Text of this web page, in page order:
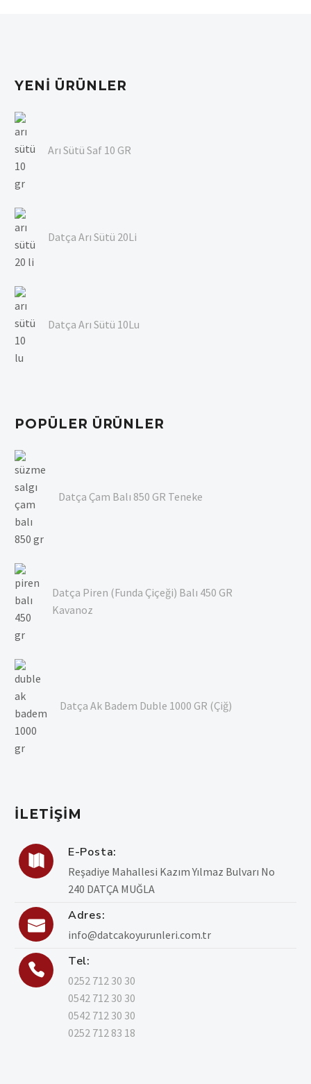
YENI ÜRÜNLER
Arı Sütü Saf 10 GR
Datça Arı Sütü 20Li
Datça Arı Sütü 10Lu
POPÜLER ÜRÜNLER
Datça Çam Balı 850 GR Teneke
Datça Piren (Funda Çiçeği) Balı 450 GR
Kavanoz
Datça Ak Badem Duble 1000 GR (Çiğ)
İLETIŞIM
 E-Posta:
Reşadiye Mahallesi Kazım Yılmaz Bulvarı No
240 DATÇA MUĞLA
 Adres:
info@datcakoyurunleri.com.tr
 Tel:
0252 712 30 30
0542 712 30 30
0542 712 30 30
0252 712 83 18